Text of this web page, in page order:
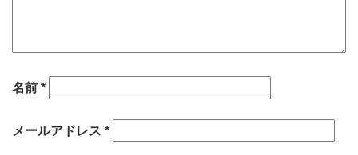
名前 *
メールアドレス *